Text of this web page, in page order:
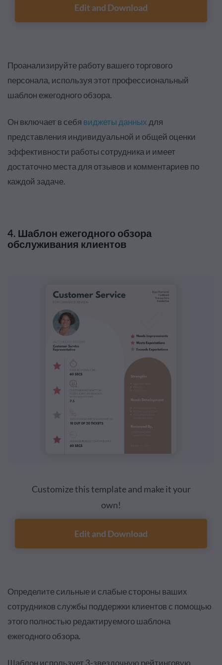
Edit and Download
Проанализируйте работу вашего торгового
персонала, используя этот профессиональный
шаблон ежегодного обзора.
Он включает в себя виджеты данныхдля
представления индивидуальной и общей оценки
эффективности работы сотрудника и имеет
достаточно места для отзывов и комментариев по
каждой задаче.
4. Шаблон ежегодного обзора
обслуживания клиентов
Customize this template and make it your
own!
Edit and Download
Определите сильные и слабые стороны ваших
сотрудников службы поддержки клиентов с помощью
этого полностью редактируемого шаблона
ежегодного обзора.
Шаблон использует 3-звездочную рейтинговую